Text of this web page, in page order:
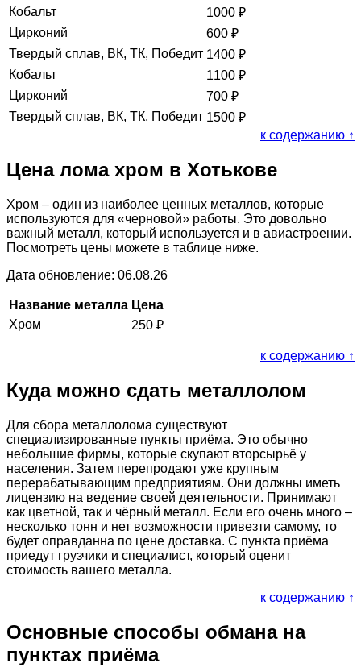
Кобальт
1000 ₽
Цирконий
600 ₽
Твердый сплав, ВК, ТК, Победит 1400 ₽
Кобальт
1100 ₽
Цирконий
700 ₽
Твердый сплав, ВК, ТК, Победит 1500 ₽
к содержанию ↑
Цена лома хром в Хотькове
Хром – один из наиболее ценных металлов, которые
используются для «черновой» работы. Это довольно
важный металл, который используется и в авиастроении.
Посмотреть цены можете в таблице ниже.
Дата обновление: 06.08.26
Название металла Цена
Хром
250 ₽
к содержанию ↑
Куда можно сдать металлолом
Для сбора металлолома существуют
специализированные пункты приёма. Это обычно
небольшие фирмы, которые скупают вторсырьё у
населения. Затем перепродают уже крупным
перерабатывающим предприятиям. Они должны иметь
лицензию на ведение своей деятельности. Принимают
как цветной, так и чёрный металл. Если его очень много –
несколько тонн и нет возможности привезти самому, то
будет оправданна по цене доставка. С пункта приёма
приедут грузчики и специалист, который оценит
стоимость вашего металла.
к содержанию ↑
Основные способы обмана на
пунктах приёма